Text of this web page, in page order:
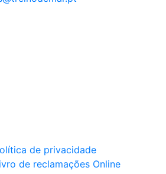
de privacidade
de reclamações Online